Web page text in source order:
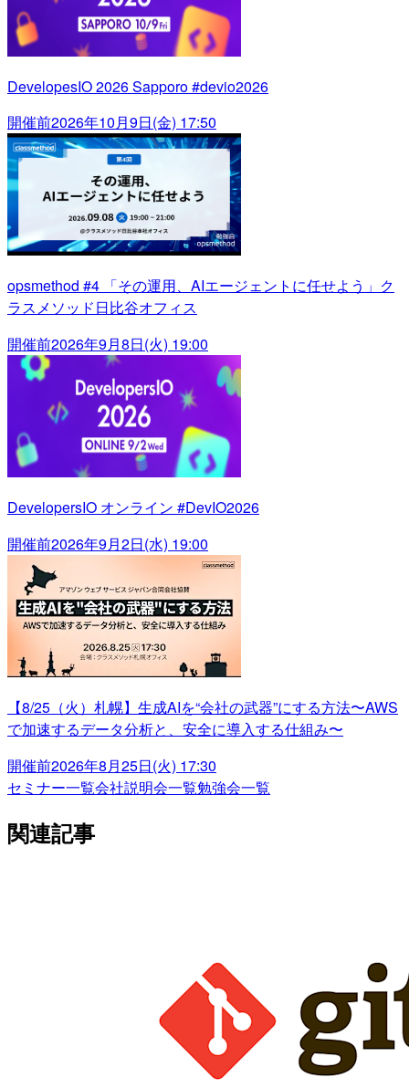
DevelopesIO 2026 Sapporo #devio2026
開催前2026年10月9日(金) 17:50
opsmethod #4 「その運用、AIエージェントに任せよう」ク
ラスメソッド日比谷オフィス
開催前2026年9月8日(火) 19:00
DevelopersIO オンライン #DevIO2026
開催前2026年9月2日(水) 19:00
【8/25（火）札幌】生成AIを“会社の武器”にする方法〜AWS
で加速するデータ分析と、安全に導入する仕組み〜
開催前2026年8月25日(火) 17:30
セミナー一覧会社説明会一覧勉強会一覧
関連記事